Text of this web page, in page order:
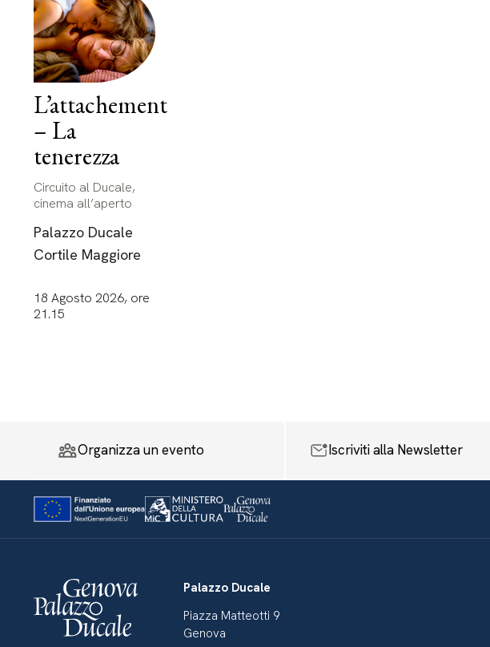
L’attachement
– La
tenerezza
Circuito al Ducale,
cinema all’aperto
Palazzo Ducale
Cortile Maggiore
18 Agosto 2026, ore
21.15
Organizza un evento Iscriviti alla Newsletter
Palazzo Ducale
Piazza Matteotti 9
Genova